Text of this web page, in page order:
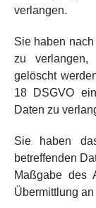
verlangen.
Sie haben
zu verlangen,
gelöscht
18 DSGVO
Daten zu
Sie haben
betreffenden
Maßgabe des
Übermittlung